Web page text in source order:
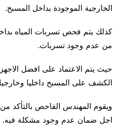
الخارجية الموجودة بداخل المسبح.
كذلك يتم فحص تسربات المياه
من عدم وجود تسربات.
حيث يتم الاعتماد على افضل
الكشف على المسبح داخليا
ويقوم المهندس الفاحص بالتأكد
اجل ضمان عدم وجود مشكلة فيه.